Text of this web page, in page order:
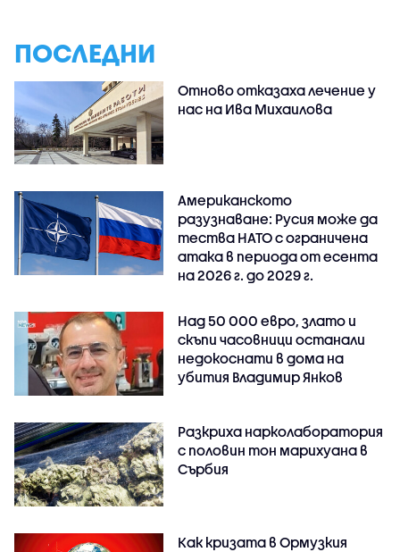
ПОСЛЕДНИ
Отново отказаха лечение у
нас на Ива Михаилова
Американското
разузнаване: Русия може да
тества НАТО с ограничена
атака в периода от есента
на 2026 г. до 2029 г.
Над 50 000 евро, злато и
скъпи часовници останали
недокоснати в дома на
убития Владимир Янков
Разкриха нарколаборатория
с половин тон марихуана в
Сърбия
Как кризата в Ормузкия